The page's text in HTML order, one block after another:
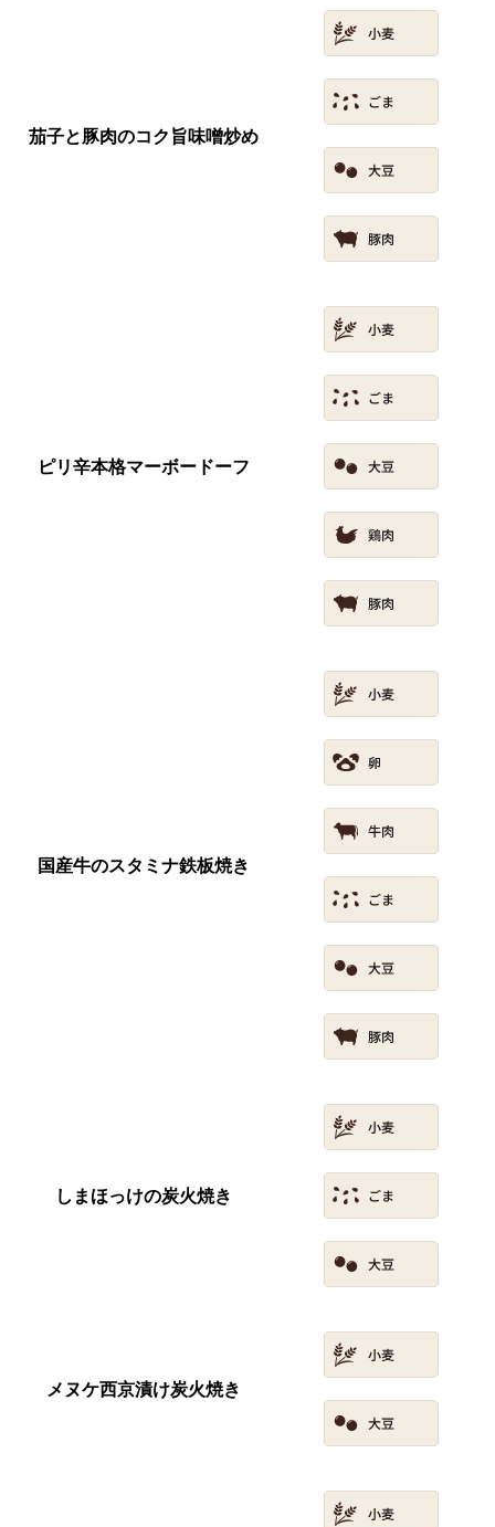
茄子と豚肉のコク旨味噌炒め
ピリ辛本格マーボードーフ
国産牛のスタミナ鉄板焼き
しまほっけの炭火焼き
メヌケ西京漬け炭火焼き